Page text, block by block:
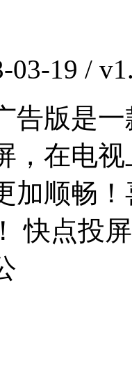
03-19 /
告版是
，在电
加顺畅
快点投